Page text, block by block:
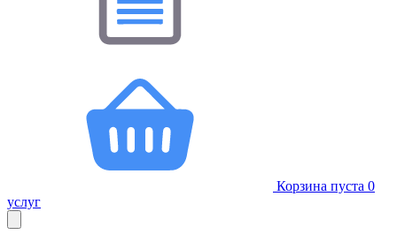
Корзина пуста 0
услуг